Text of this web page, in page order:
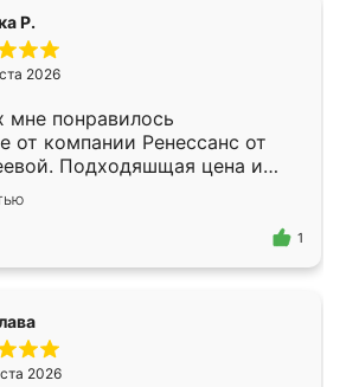
Р.
2026
мне понравилось
от компании Ренессанс от
Подходяшщая цена и
изготовления. Приехавший
Владислав
моему эскизу самый
1
2026